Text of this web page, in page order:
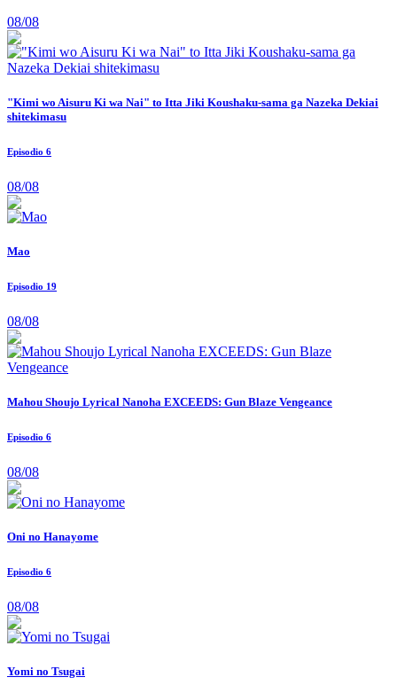
08/08
"Kimi wo Aisuru Ki wa Nai" to Itta Jiki Koushaku-sama ga Nazeka Dekiai
shitekimasu
Episodio 6
08/08
Mao
Episodio 19
08/08
Mahou Shoujo Lyrical Nanoha EXCEEDS: Gun Blaze Vengeance
Episodio 6
08/08
Oni no Hanayome
Episodio 6
08/08
Yomi no Tsugai